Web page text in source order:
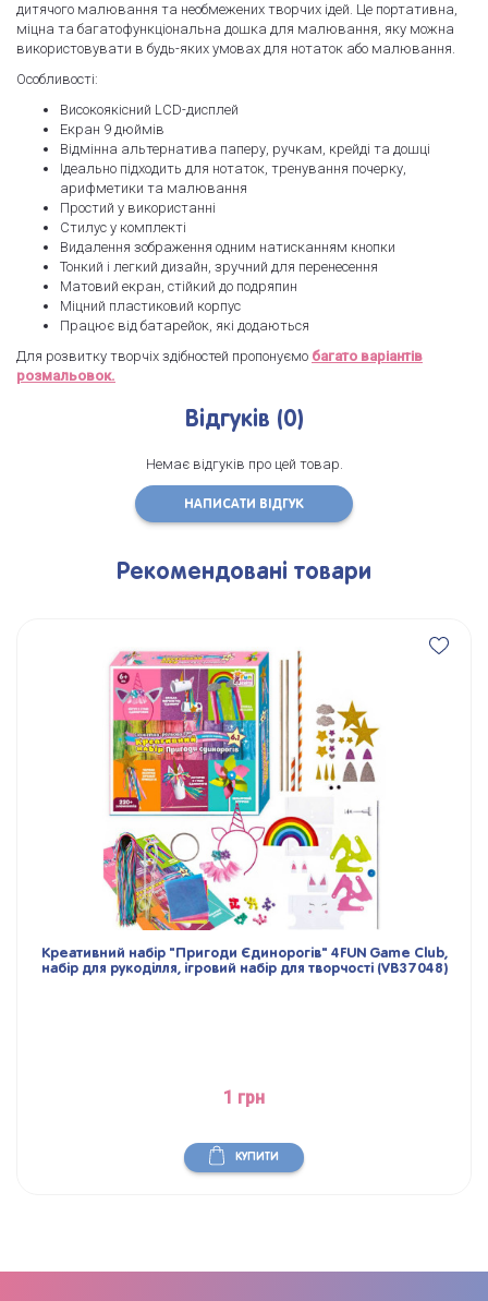
дитячого малювання та необмежених творчих ідей. Це портативна,
міцна та багатофункціональна дошка для малювання, яку можна
використовувати в будь-яких умовах для нотаток або малювання.
Особливості:
Високоякісний LCD-дисплей
Екран 9 дюймів
Відмінна альтернатива паперу, ручкам, крейді та дошці
Ідеально підходить для нотаток, тренування почерку,
арифметики та малювання
Простий у використанні
Стилус у комплекті
Видалення зображення одним натисканням кнопки
Тонкий і легкий дизайн, зручний для перенесення
Матовий екран, стійкий до подряпин
Міцний пластиковий корпус
Працює від батарейок, які додаються
Для розвитку творчіх здібностей пропонуємо багато варіантів
розмальовок.
Відгуків (0)
Немає відгуків про цей товар.
НАПИСАТИ ВІДГУК
Рекомендовані товари
Креативний набір "Пригоди Єдинорогів" 4FUN Game Club,
набір для рукоділля, ігровий набір для творчості (VB37048)
1 грн
КУПИТИ